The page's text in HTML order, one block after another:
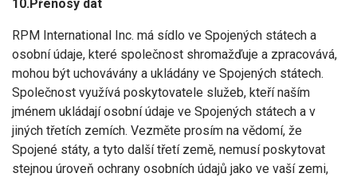
10.Přenosy dat
RPM International Inc. má sídlo ve Spojených státech a
osobní údaje, které společnost shromažďuje a zpracovává,
mohou být uchovávány a ukládány ve Spojených státech.
Společnost využívá poskytovatele služeb, kteří naším
jménem ukládají osobní údaje ve Spojených státech a v
jiných třetích zemích. Vezměte prosím na vědomí, že
Spojené státy, a tyto další třetí země, nemusí poskytovat
stejnou úroveň ochrany osobních údajů jako ve vaší zemi,